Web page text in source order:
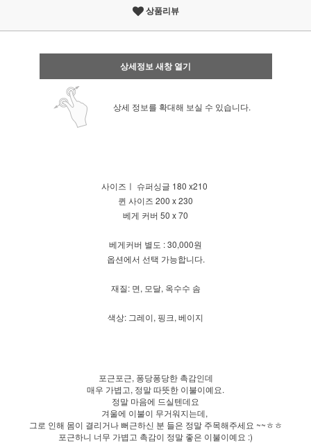
상품리뷰
상세정보 새창 열기
상세 정보를 확대해 보실 수 있습니다.
사이즈ㅣ 슈퍼싱글 180 x210
퀸 사이즈 200 x 230
베게 커버 50 x 70
베게커버 별도 : 30,000원
옵션에서 선택 가능합니다.
재질: 면, 모달, 옥수수 솜
색상: 그레이, 핑크, 베이지
포근포근, 퐁당퐁당한 촉감인데
매우 가볍고, 정말 따뜻한 이불이예요.
정말 마음에 드실텐데요
겨울에 이불이 무거워지는데,
그로 인해 몸이 결리거나 뻐근하신 분 들은 정말 주목해주세요 ~~ㅎㅎ
포근하니 너무 가볍고 촉감이 정말 좋은 이불이예요 :)